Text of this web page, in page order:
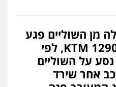
ציוני
הון שומות וערעורי מס
מן השוליים פגע
באופנוע ה-KTM 1290 SUPER, לפי
על השוליים
אחר שירד